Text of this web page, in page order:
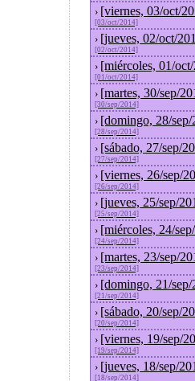
› [viernes, 03/oct/
[03/oct/2014]
› [jueves, 02/oct/
[02/oct/2014]
› [miércoles, 01/
[01/oct/2014]
› [martes, 30/sep/
[30/sep/2014]
› [domingo, 28/
[28/sep/2014]
› [sábado, 27/sep/
[27/sep/2014]
› [viernes, 26/sep/
[26/sep/2014]
› [jueves, 25/sep/
[25/sep/2014]
› [miércoles, 24/
[24/sep/2014]
› [martes, 23/sep/
[23/sep/2014]
› [domingo, 21/
[21/sep/2014]
› [sábado, 20/sep/
[20/sep/2014]
› [viernes, 19/sep/
[19/sep/2014]
› [jueves, 18/sep/
[18/sep/2014]